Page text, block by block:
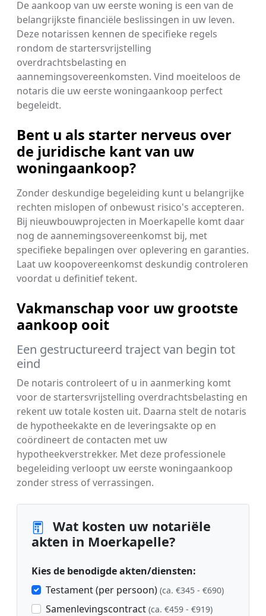
De aankoop van uw eerste woning is een van de
belangrijkste financiële beslissingen in uw leven.
Deze notarissen kennen de specifieke regels
rondom de startersvrijstelling
overdrachtsbelasting en
aannemingsovereenkomsten. Vind moeiteloos de
notaris die uw eerste woningaankoop perfect
begeleidt.
Bent u als starter nerveus over
de juridische kant van uw
woningaankoop?
Zonder deskundige begeleiding kunt u belangrijke
rechten mislopen of onbewust risico's accepteren.
Bij nieuwbouwprojecten in Moerkapelle komt daar
nog de aannemingsovereenkomst bij, met
specifieke bepalingen over oplevering en garanties.
Laat uw koopovereenkomst deskundig controleren
voordat u definitief tekent.
Vakmanschap voor uw grootste
aankoop ooit
Een gestructureerd traject van begin tot
eind
De notaris controleert of u in aanmerking komt
voor de startersvrijstelling overdrachtsbelasting en
rekent uw totale kosten uit. Daarna stelt de notaris
de hypotheekakte en de leveringsakte op en
coördineert de contacten met uw
hypotheekverstrekker. Met deze professionele
begeleiding verloopt uw eerste woningaankoop
zonder stress of verrassingen.
Wat kosten uw notariële
akten in Moerkapelle?
Kies de benodigde akten/diensten:
Testament (per persoon) (ca. €345 - €690)
Samenlevingscontract (ca. €459 - €919)